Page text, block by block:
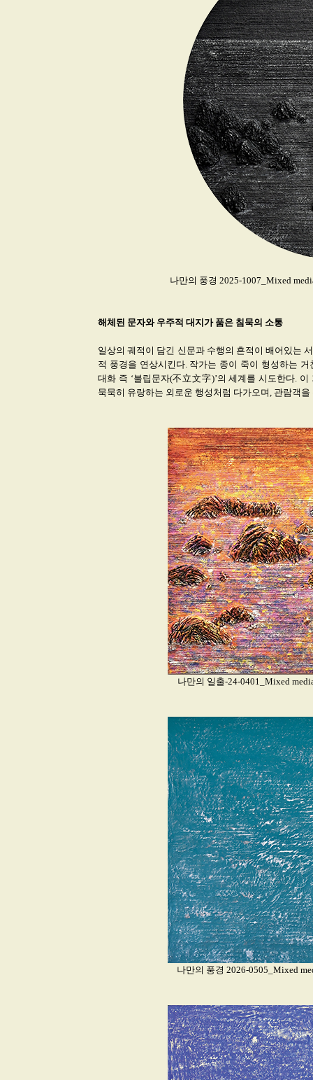
나만의 풍경 2025-1007_Mixed
해체된 문자와 우주적 대지가 품은 침묵의 소통
일상의 궤적이 담긴 신문과 수행의 흔적이 배어있는
적 풍경을 연상시킨다. 작가는 종이 죽이 형성하는
대화 즉 ‘불립문자(不立文字)’의 세계를 시도한다.
묵묵히 유랑하는 외로운 행성처럼 다가오며, 관람객
나만의 일출-24-0401_Mixed
나만의 풍경 2026-0505_Mixed